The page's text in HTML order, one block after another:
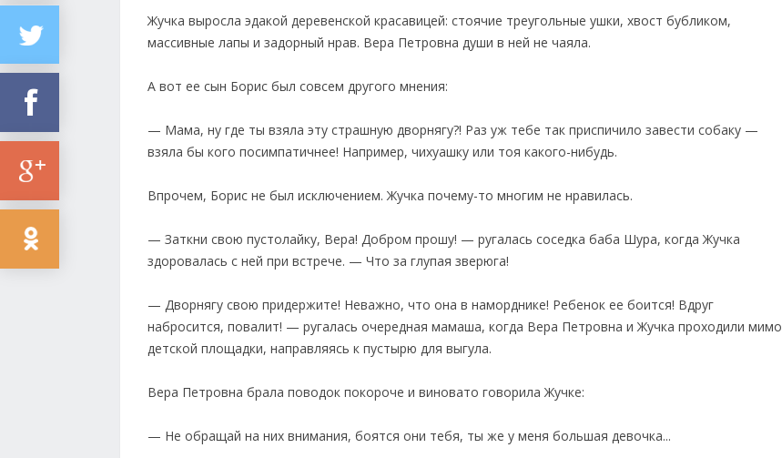
Жучка выросла эдакой деревенской красавицей: стоячие треугольные ушки, хвост бубликом,
массивные лапы и задорный нрав. Вера Петровна души в ней не чаяла.
А вот ее сын Борис был совсем другого мнения:
— Мама, ну где ты взяла эту страшную дворнягу?! Раз уж тебе так приспичило завести собаку —
взяла бы кого посимпатичнее! Например, чихуашку или тоя какого-нибудь.
Впрочем, Борис не был исключением. Жучка почему-то многим не нравилась.
— Заткни свою пустолайку, Вера! Добром прошу! — ругалась соседка баба Шура, когда Жучка
здоровалась с ней при встрече. — Что за глупая зверюга!
— Дворнягу свою придержите! Неважно, что она в наморднике! Ребенок ее боится! Вдруг
набросится, повалит! — ругалась очередная мамаша, когда Вера Петровна и Жучка проходили мимо
детской площадки, направляясь к пустырю для выгула.
Вера Петровна брала поводок покороче и виновато говорила Жучке:
— Не обращай на них внимания, боятся они тебя, ты же у меня большая девочка...